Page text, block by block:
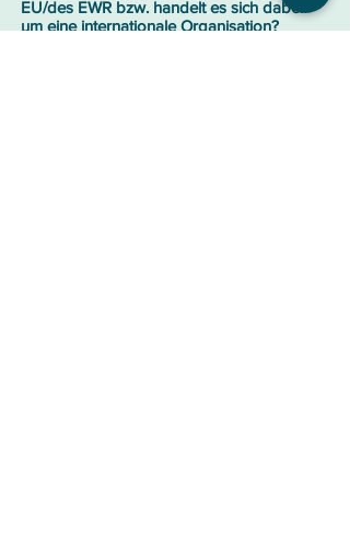
EU/des EWR bzw. handelt es sich dabei
um eine internationale Organisation?